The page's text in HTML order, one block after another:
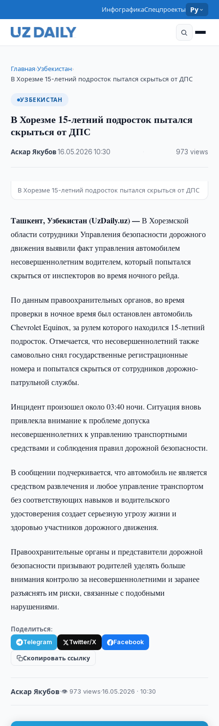
ИнфографикаСпецпроекты Ру
Главная›Узбекистан›
В Хорезме 15-летний подросток пытался скрыться от ДПС
УЗБЕКИСТАН
В Хорезме 15-летний подросток пытался
скрыться от ДПС
Аскар Якубов·16.05.2026 ·10:30 973 views
В Хорезме 15-летний подросток пытался скрыться от ДПС
Ташкент, Узбекистан (UzDaily.uz) —В Хорезмской
области сотрудники Управления безопасности дорожного
движения выявили факт управления автомобилем
несовершеннолетним водителем, который попытался
скрыться от инспекторов во время ночного рейда.
По данным правоохранительных органов, во время
проверки в ночное время был остановлен автомобиль
Chevrolet Equinox, за рулем которого находился 15-летний
подросток. Отмечается, что несовершеннолетний также
самовольно снял государственные регистрационные
номера и попытался скрыться от сотрудников дорожно-
патрульной службы.
Инцидент произошел около 03:40 ночи. Ситуация вновь
привлекла внимание к проблеме допуска
несовершеннолетних к управлению транспортными
средствами и соблюдения правил дорожной безопасности.
В сообщении подчеркивается, что автомобиль не является
средством развлечения и любое управление транспортом
без соответствующих навыков и водительского
удостоверения создает серьезную угрозу жизни и
здоровью участников дорожного движения.
Правоохранительные органы и представители дорожной
безопасности призывают родителей уделять больше
внимания контролю за несовершеннолетними и заранее
разъяснять им риски, связанные с подобными
нарушениями.
Поделиться:
Telegram Twitter/X Facebook
Скопировать ссылку
Аскар Якубов·👁 973 views·16.05.2026 · 10:30